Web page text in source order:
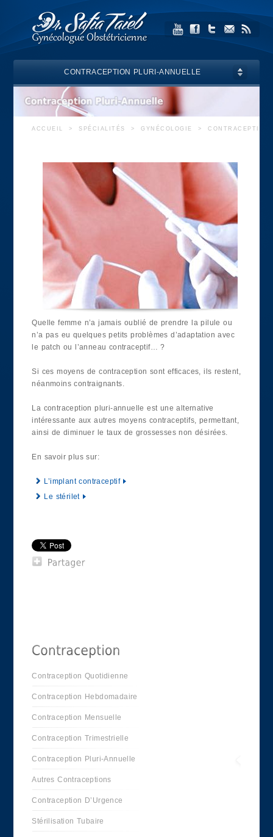
CONTRACEPTION PLURI-ANNUELLE
ACCUEIL > SPÉCIALITÉS > GYNÉCOLOGIE > CONTRACEPTION
Quelle femme n’a jamais oublié de prendre la pilule ou
n’a pas eu quelques petits problèmes d’adaptation avec
le patch ou l’anneau contraceptif… ?
Si ces moyens de contraception sont efficaces, ils restent,
néanmoins contraignants.
La contraception pluri-annuelle est une alternative
intéressante aux autres moyens contraceptifs, permettant,
ainsi de diminuer le taux de grossesses non désirées.
En savoir plus sur:
L’implant contraceptif
Le stérilet
Contraception Quotidienne
Contraception Hebdomadaire
Contraception Mensuelle
Contraception Trimestrielle
Contraception Pluri-Annuelle
Autres Contraceptions
Contraception D’Urgence
Stérilisation Tubaire